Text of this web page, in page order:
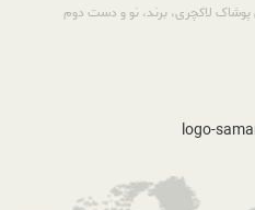
پوشاک لاکچری، برند، نو و دست دوم